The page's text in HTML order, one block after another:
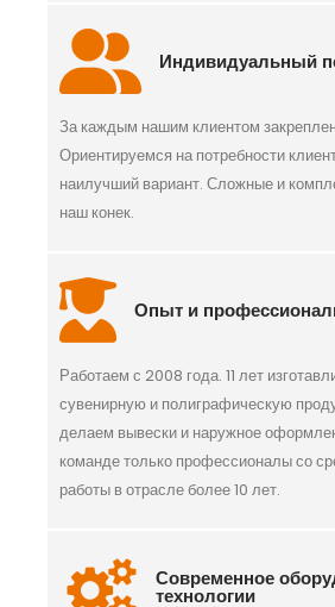
Индивидуальный
За каждым нашим клиентом
Ориентируемся на потребности
наилучший вариант. Сложные и
наш конек.
Опыт и
Работаем с 2008 года. 11 лет
сувенирную и полиграфическую
делаем вывески и наружное
команде только профессионалы со
работы в отрасле более 10 лет.
Современное
технологии